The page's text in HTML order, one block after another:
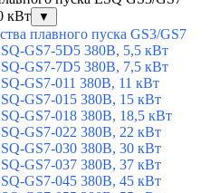
кВт
▼
плавного пуска GS3/GS7
GS7-5D5 380В, 5,5 кВт
GS7-7D5 380В, 7,5 кВт
GS7-011 380В, 11 кВт
GS7-015 380В, 15 кВт
GS7-018 380В, 18,5 кВт
GS7-022 380В, 22 кВт
GS7-030 380В, 30 кВт
GS7-037 380В, 37 кВт
GS7-045 380В, 45 кВт